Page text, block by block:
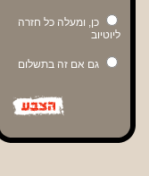
כן, ומעלה כל חזרה
ליוטיוב
גם אם זה בתשלום